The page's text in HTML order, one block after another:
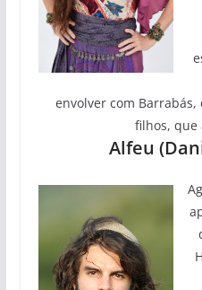
envolver com
filhos, que
Alfeu